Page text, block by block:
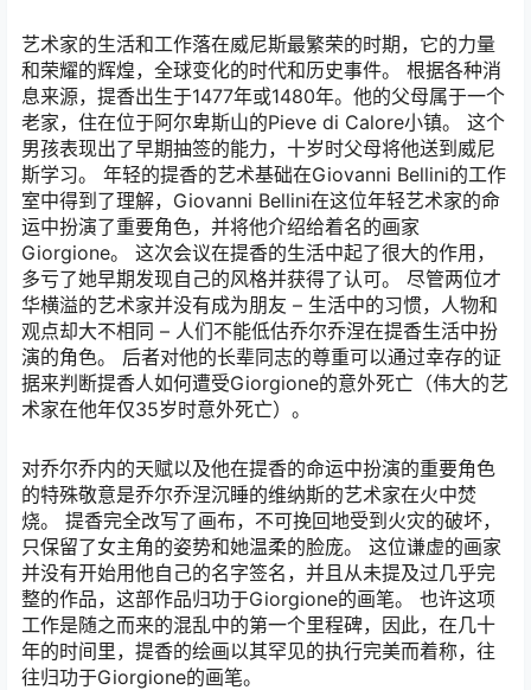
艺术家的生活和工作落在威尼斯最繁荣的时期，它的力量
和荣耀的辉煌，全球变化的时代和历史事件。 根据各种消
息来源，提香出生于1477年或1480年。他的父母属于一个
老家，住在位于阿尔卑斯山的Pieve di Calore小镇。 这个
男孩表现出了早期抽签的能力，十岁时父母将他送到威尼
斯学习。 年轻的提香的艺术基础在Giovanni Bellini的工作
室中得到了理解，Giovanni Bellini在这位年轻艺术家的命
运中扮演了重要角色，并将他介绍给着名的画家
Giorgione。 这次会议在提香的生活中起了很大的作用，
多亏了她早期发现自己的风格并获得了认可。 尽管两位才
华横溢的艺术家并没有成为朋友 – 生活中的习惯，人物和
观点却大不相同 – 人们不能低估乔尔乔涅在提香生活中扮
演的角色。 后者对他的长辈同志的尊重可以通过幸存的证
据来判断提香人如何遭受Giorgione的意外死亡（伟大的艺
术家在他年仅35岁时意外死亡）。
对乔尔乔内的天赋以及他在提香的命运中扮演的重要角色
的特殊敬意是乔尔乔涅沉睡的维纳斯的艺术家在火中焚
烧。 提香完全改写了画布，不可挽回地受到火灾的破坏，
只保留了女主角的姿势和她温柔的脸庞。 这位谦虚的画家
并没有开始用他自己的名字签名，并且从未提及过几乎完
整的作品，这部作品归功于Giorgione的画笔。 也许这项
工作是随之而来的混乱中的第一个里程碑，因此，在几十
年的时间里，提香的绘画以其罕见的执行完美而着称，往
往归功于Giorgione的画笔。